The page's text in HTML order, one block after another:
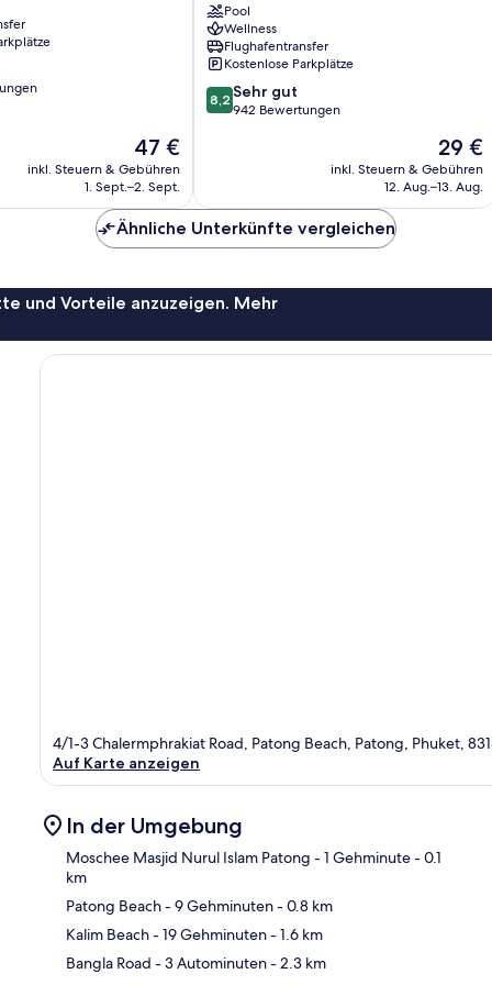
Der
Preis
beträgt
47 €
inkl. Steuern & Gebühren
1. Sept.–2. Sept.
Spa
by
Tolani
Patong
Pool
Wellness
Flughafentransfer
Kostenlose Parkplätze
8.2
von
Bewertungen
8,2 Sehr gut
942 Bewertungen
Der
Preis
beträgt
29 €
inkl. Steuern & Gebühren
12. Aug.–13. Aug.
Ähnliche Unterkünfte vergleichen
und Vorteile anzuzeigen. Mehr
4/1-3 Chalermphrakiat Road, Patong Beach, Patong, Phuket,
Auf Karte anzeigen
In der Umgebung
Moschee Masjid Nurul Islam Patong - 1 Gehminute- 0.1
km
Patong Beach- 9 Gehminuten- 0.8 km
Kalim Beach- 19 Gehminuten- 1.6 km
Bangla Road - 3 Autominuten- 2.3 km